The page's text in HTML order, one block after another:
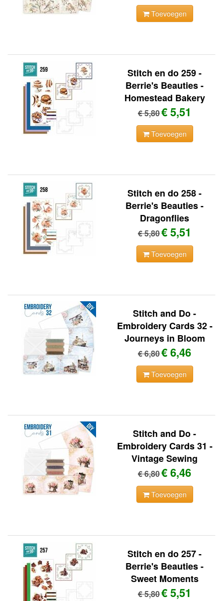
Toevoegen
Stitch en do 259 -
Berrie's Beauties -
Homestead Bakery
€ 5,80€ 5,51
Toevoegen
Stitch en do 258 -
Berrie's Beauties -
Dragonflies
€ 5,80€ 5,51
Toevoegen
Stitch and Do -
Embroidery Cards 32 -
Journeys in Bloom
€ 6,80€ 6,46
Toevoegen
Stitch and Do -
Embroidery Cards 31 -
Vintage Sewing
€ 6,80€ 6,46
Toevoegen
Stitch en do 257 -
Berrie's Beauties -
Sweet Moments
€ 5,80€ 5,51